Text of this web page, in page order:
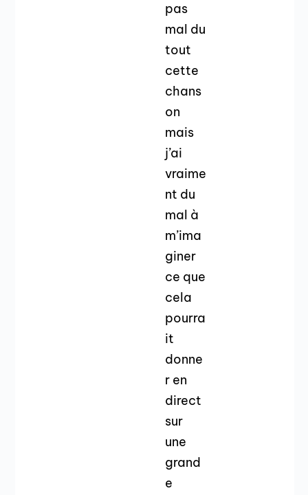
pas
mal du
tout
cette
chans
on
mais
j’ai
vraime
nt du
mal à
m’ima
giner
ce que
cela
pourra
it
donne
r en
direct
sur
une
grand
e